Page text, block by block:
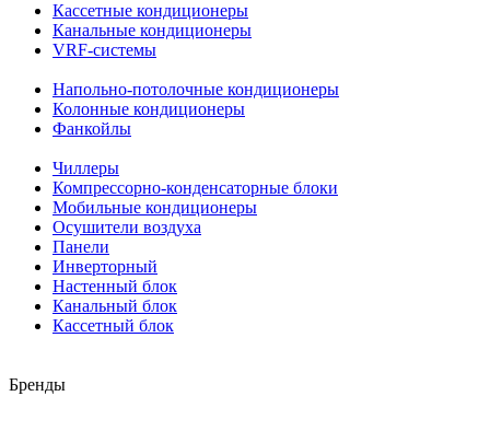
Кассетные кондиционеры
Канальные кондиционеры
VRF-системы
Напольно-потолочные кондиционеры
Колонные кондиционеры
Фанкойлы
Чиллеры
Компрессорно-конденсаторные блоки
Мобильные кондиционеры
Осушители воздуха
Панели
Инверторный
Настенный блок
Канальный блок
Кассетный блок
Бренды